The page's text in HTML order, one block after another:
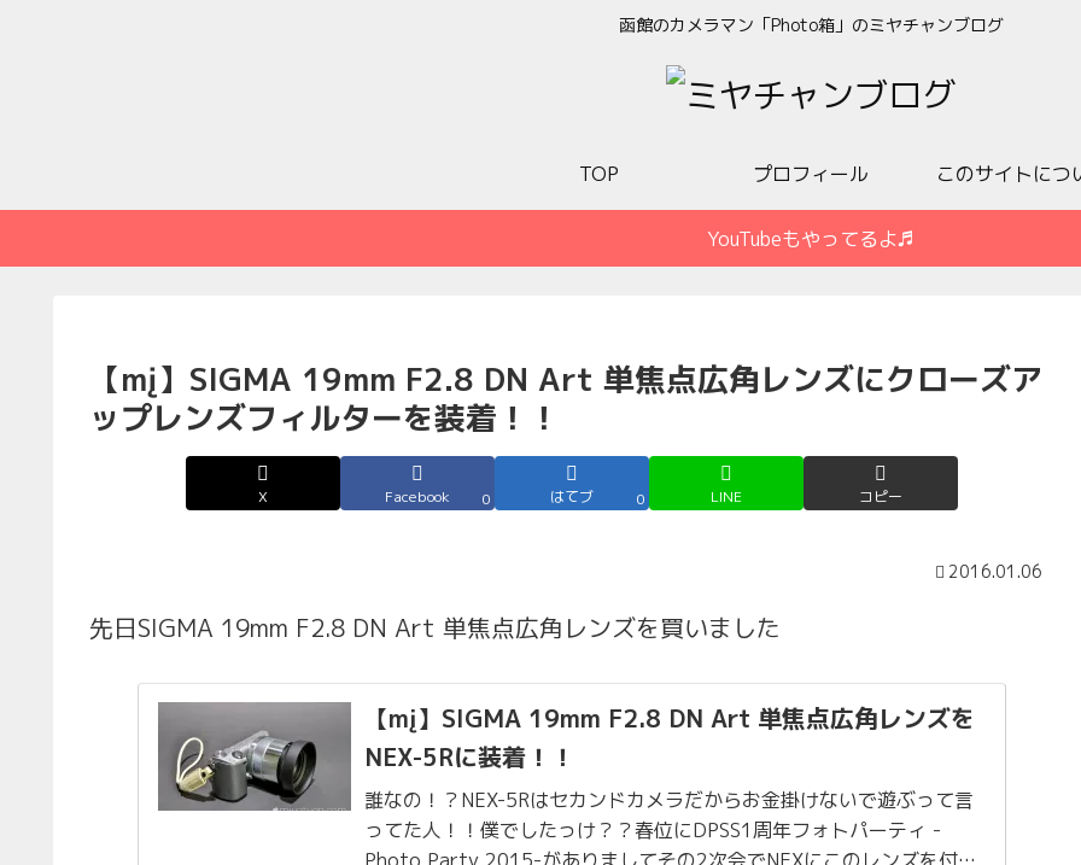
函館のカメラマン「Photo箱」のミヤチャンブログ
TOP プロフィール このサイトにつ
YouTubeもやってるよ♬
【mį】SIGMA 19mm F2.8 DN Art 単焦点広角レンズにクローズア
ップレンズフィルターを装着！！
X Facebook 0 はてブ 0 LINE コピー
2016.01.06
先日SIGMA 19mm F2.8 DN Art 単焦点広角レンズを買いました
【mį】SIGMA 19mm F2.8 DN Art 単焦点広角レンズを
NEX-5Rに装着！！
誰なの！？NEX-5Rはセカンドカメラだからお金掛けないで遊ぶって言
ってた人！！僕でしたっけ？？春位にDPSS1周年フォトパーティ -